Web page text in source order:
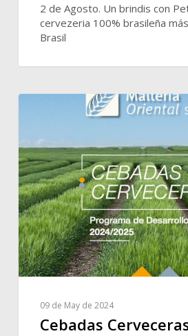
2 de Agosto. Un brindis con
cervezeria 100% brasileña
Brasil
09 de May de 2024
Cebadas